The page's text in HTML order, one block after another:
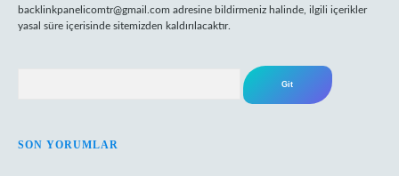
backlinkpanelicomtr@gmail.com adresine bildirmeniz halinde, ilgili içerikler
yasal süre içerisinde sitemizden kaldırılacaktır.
SON YORUMLAR